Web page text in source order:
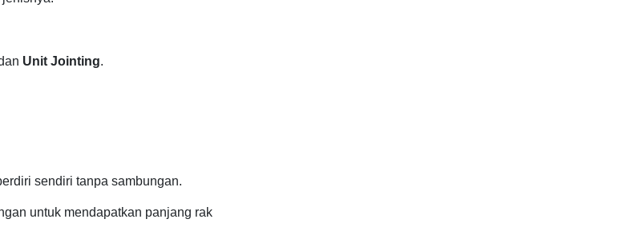
Unit Jointing.
sendiri tanpa sambungan.
untuk mendapatkan panjang rak